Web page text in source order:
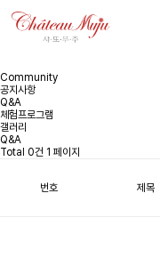
ABOUT
PRODUCT
스토어 바로가기
Community
공지사항
Q&A
체험프로그램
갤러리
Q&A
Total 0건 1 페이지
번호 제목